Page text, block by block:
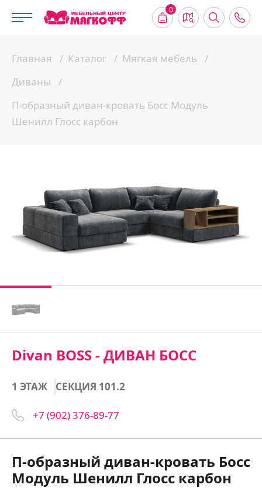
0
Главная Каталог
Мягкая мебель
Диваны
П-образный диван-кровать Босс Модуль
Шенилл Глосс карбон
Divan BOSS - ДИВАН БОСС
1 ЭТАЖ СЕКЦИЯ 101.2
+7 (902) 376-89-77
П-образный диван-кровать Босс
Модуль Шенилл Глосс карбон